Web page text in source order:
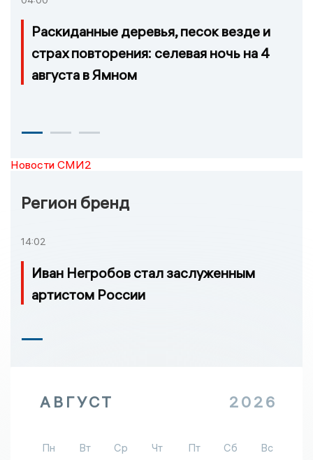
Раскиданные деревья, песок везде и
страх повторения: селевая ночь на 4
августа в Ямном
Новости СМИ2
Регион бренд
14:02
Иван Негробов стал заслуженным
артистом России
АВГУСТ 2026
Пн Вт Ср Чт Пт Сб
Вс